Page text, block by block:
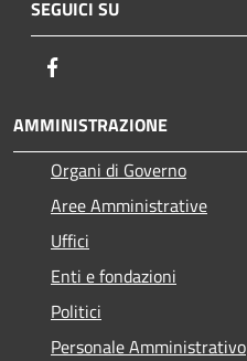
SEGUICI SU
AMMINISTRAZIONE
Organi di Governo
Aree Amministrative
Uffici
Enti e fondazioni
Politici
Personale Amministrativo